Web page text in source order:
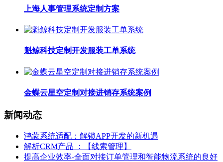
上海人事管理系统定制方案
魁鲸科技定制开发服装工单系统
金蝶云星空定制对接进销存系统案例
新闻动态
鸿蒙系统适配：解锁APP开发的新机遇
解析CRM产品 ：【线索管理】
提高企业效率-全面对接订单管理和智能物流系统的良好